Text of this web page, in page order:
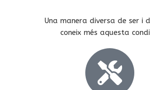
Una manera diversa de ser i
coneix més aquesta